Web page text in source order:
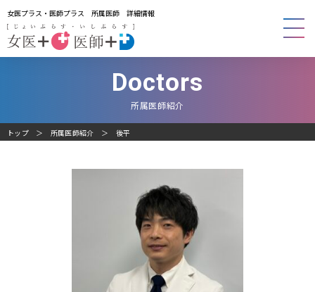
女医プラス・医師プラス 所属医師 詳細情報
Doctors
所属医師紹介
トップ 所属医師紹介 後平